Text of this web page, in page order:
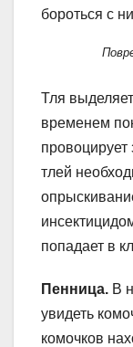
Тля
временем
тлей
попадает в
Пенница. В
увидеть
комочков